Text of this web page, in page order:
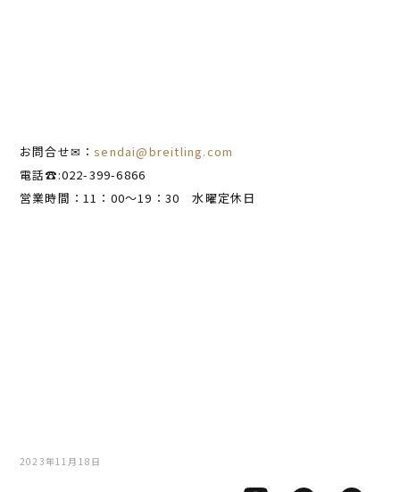
お問合せ✉：sendai@breitling.com
電話☎:022-399-6866
営業時間：11：00～19：30 水曜定休日
2023年11月18日